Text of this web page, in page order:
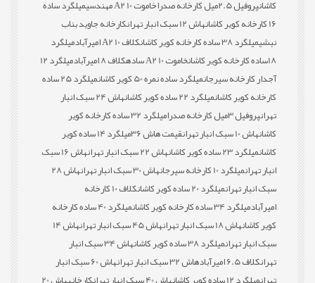
کاشانپروفیل 2.5میل کارخانه صدرا خاموت 10 A2 مهندسی
میلگرد ساده
16 کارخانه کویر کاشان
هاش 12 سبک انبار تهران
کارخانه جاوید بناب
نبشیمیلگرد 38 ساده کارخانه کویر کاشان کلاف 10 A2 امیرآباد
میلگرد
18ساده کارخانه کویر کاشان
خاموت 10 A2 ساده کلاف 8 امیرآباد
میلگرد 12
آجدار کارخانه سیرجانمیلگرد ساده نمره 50 کویر کاشان
میلگرد 25 ساده
کارخانه کویر کاشانمیلگرد 22 ساده کویر کاشان
هاش 24 سبک انبار
تهرانپروفیل 3میل کارخانه صدرا
میلگرد 32 ساده کارخانه کویر
کاشانهاش 10 سبک انبار تهران قیمت هاش 36
میلگرد 14 ساده کویر
کاشانمیلگرد 23 ساده کویر کاشان هاش 22 سبک انبار تهران
هاش 16 سبک
انبار تهرانمیلگرد 10 کارخانه سیرجان هاش 30 سبک انبار تهران
هاش 28
سبک انبار تهرانمیلگرد 20 ساده کویر کاشان
کلاف 10 کارخانه
امیرآبادمیلگرد 34 ساده کارخانه کویر کاشان
میلگرد 40 ساده کارخانه
کویر کاشانهاش 18 سبک انبار تهران هاش 45 سبک انبار تهران
هاش 14
سبک انبار تهرانمیلگرد 38 ساده کویر کاشان
هاش 34 سبک انبار
تهرانکلاف 6.5 امیرآباد هاش 32 سبک انبار تهران
هاش 60 سبک انبار